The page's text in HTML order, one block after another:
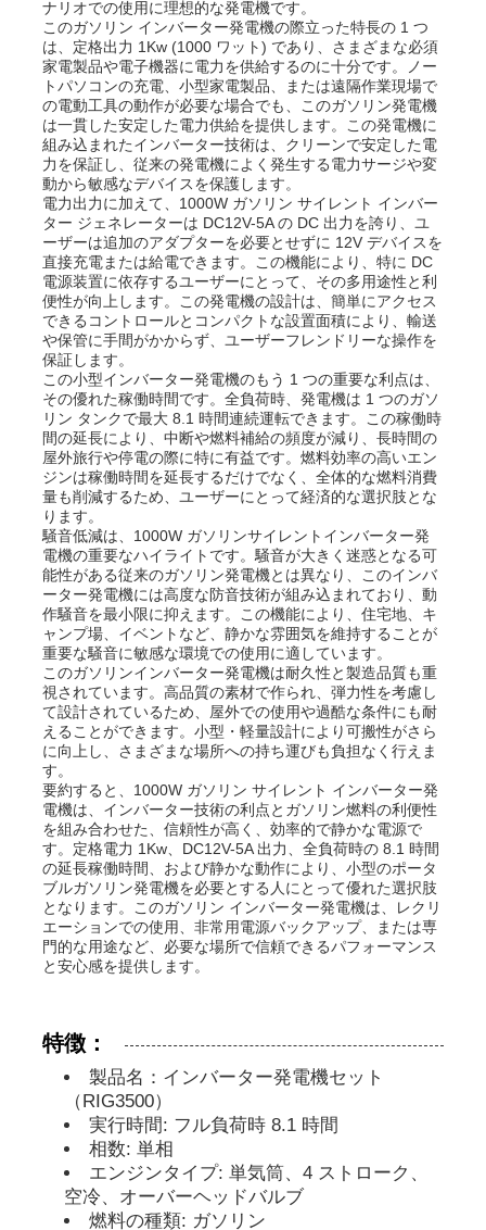
ホーム
製品
ビデオ
企業情報
会社案内
品質管理
お問い合わせ
ニュース
すべての場合
見積依頼
ディーゼル発電機セット
ガソリン発電機セット
インバーター発電機セット
産業用発電機セット
デジタル発電機セット
オープンフレームジェネレーター
ナリオでの使用に理想的な発電機です。
このガソリン インバーター発電機の際立った特長の 1 つ
は、定格出力 1Kw (1000 ワット) であり、さまざまな必須
家電製品や電子機器に電力を供給するのに十分です。ノー
トパソコンの充電、小型家電製品、または遠隔作業現場で
の電動工具の動作が必要な場合でも、このガソリン発電機
は一貫した安定した電力供給を提供します。この発電機に
組み込まれたインバーター技術は、クリーンで安定した電
力を保証し、従来の発電機によく発生する電力サージや変
動から敏感なデバイスを保護します。
電力出力に加えて、1000W ガソリン サイレント インバー
ター ジェネレーターは DC12V-5A の DC 出力を誇り、ユ
ーザーは追加のアダプターを必要とせずに 12V デバイスを
直接充電または給電できます。この機能により、特に DC
電源装置に依存するユーザーにとって、その多用途性と利
便性が向上します。この発電機の設計は、簡単にアクセス
できるコントロールとコンパクトな設置面積により、輸送
や保管に手間がかからず、ユーザーフレンドリーな操作を
保証します。
この小型インバーター発電機のもう 1 つの重要な利点は、
その優れた稼働時間です。全負荷時、発電機は 1 つのガソ
リン タンクで最大 8.1 時間連続運転できます。この稼働時
間の延長により、中断や燃料補給の頻度が減り、長時間の
屋外旅行や停電の際に特に有益です。燃料効率の高いエン
ジンは稼働時間を延長するだけでなく、全体的な燃料消費
量も削減するため、ユーザーにとって経済的な選択肢とな
ります。
騒音低減は、1000W ガソリンサイレントインバーター発
電機の重要なハイライトです。騒音が大きく迷惑となる可
能性がある従来のガソリン発電機とは異なり、このインバ
ーター発電機には高度な防音技術が組み込まれており、動
作騒音を最小限に抑えます。この機能により、住宅地、キ
ャンプ場、イベントなど、静かな雰囲気を維持することが
重要な騒音に敏感な環境での使用に適しています。
このガソリンインバーター発電機は耐久性と製造品質も重
視されています。高品質の素材で作られ、弾力性を考慮し
て設計されているため、屋外での使用や過酷な条件にも耐
えることができます。小型・軽量設計により可搬性がさら
に向上し、さまざまな場所への持ち運びも負担なく行えま
す。
要約すると、1000W ガソリン サイレント インバーター発
電機は、インバーター技術の利点とガソリン燃料の利便性
を組み合わせた、信頼性が高く、効率的で静かな電源で
す。定格電力 1Kw、DC12V-5A 出力、全負荷時の 8.1 時間
の延長稼働時間、および静かな動作により、小型のポータ
ブルガソリン発電機を必要とする人にとって優れた選択肢
となります。このガソリン インバーター発電機は、レクリ
エーションでの使用、非常用電源バックアップ、または専
門的な用途など、必要な場所で信頼できるパフォーマンス
と安心感を提供します。
特徴：
製品名：インバーター発電機セット
（RIG3500）
実行時間: フル負荷時 8.1 時間
相数: 単相
エンジンタイプ: 単気筒、4 ストローク、
空冷、オーバーヘッドバルブ
燃料の種類: ガソリン